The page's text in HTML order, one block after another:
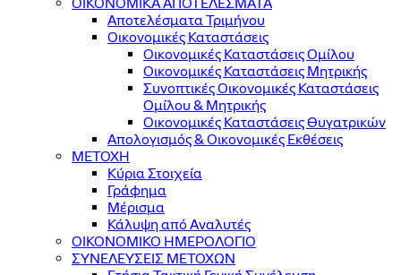
Αποτελέσματα Τριμήνου
Οικονομικές Καταστάσεις
Οικονομικές Καταστάσεις Ομίλου
Οικονομικές Καταστάσεις Μητρικής
Συνοπτικές Οικονομικές Καταστάσεις
Ομίλου & Μητρικής
Οικονομικές Καταστάσεις Θυγατρικών
Απολογισμός & Οικονομικές Εκθέσεις
ΜΕΤΟΧΗ
Κύρια Στοιχεία
Γράφημα
Μέρισμα
Κάλυψη από Αναλυτές
ΟΙΚΟΝΟΜΙΚΟ ΗΜΕΡΟΛΟΓΙΟ
ΣΥΝΕΛΕΥΣΕΙΣ ΜΕΤΟΧΩΝ